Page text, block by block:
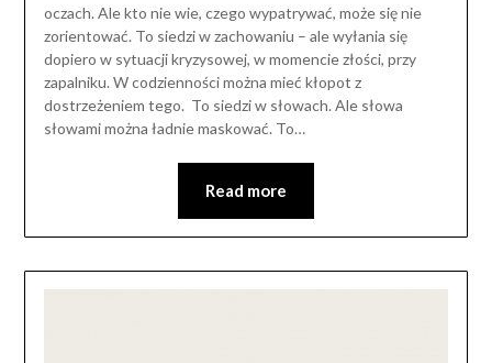
oczach. Ale kto nie wie, czego wypatrywać, może się nie
zorientować. To siedzi w zachowaniu – ale wyłania się
dopiero w sytuacji kryzysowej, w momencie złości, przy
zapalniku. W codzienności można mieć kłopot z
dostrzeżeniem tego. To siedzi w słowach. Ale słowa
słowami można ładnie maskować. To…
Read more